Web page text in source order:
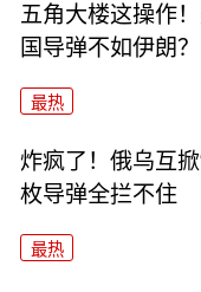
五角大楼这操作
国导弹不如伊朗？
最热
炸疯了！俄乌互
枚导弹全拦不住
最热